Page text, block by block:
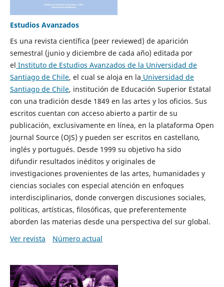
Estudios Avanzados
Es una revista científica (peer reviewed) de aparición
semestral (junio y diciembre de cada año) editada por
el Instituto de Estudios Avanzados de la Universidad de
Santiago de Chile, el cual se aloja en la Universidad de
Santiago de Chile, institución de Educación Superior Estatal
con una tradición desde 1849 en las artes y los oficios. Sus
escritos cuentan con acceso abierto a partir de su
publicación, exclusivamente en línea, en la plataforma Open
Journal Source (OJS) y pueden ser escritos en castellano,
inglés y portugués. Desde 1999 su objetivo ha sido
difundir resultados inéditos y originales de
investigaciones provenientes de las artes, humanidades y
ciencias sociales con especial atención en enfoques
interdisciplinarios, donde convergen discusiones sociales,
políticas, artísticas, filosóficas, que preferentemente
aborden las materias desde una perspectiva del sur global.
Ver revista
Número actual